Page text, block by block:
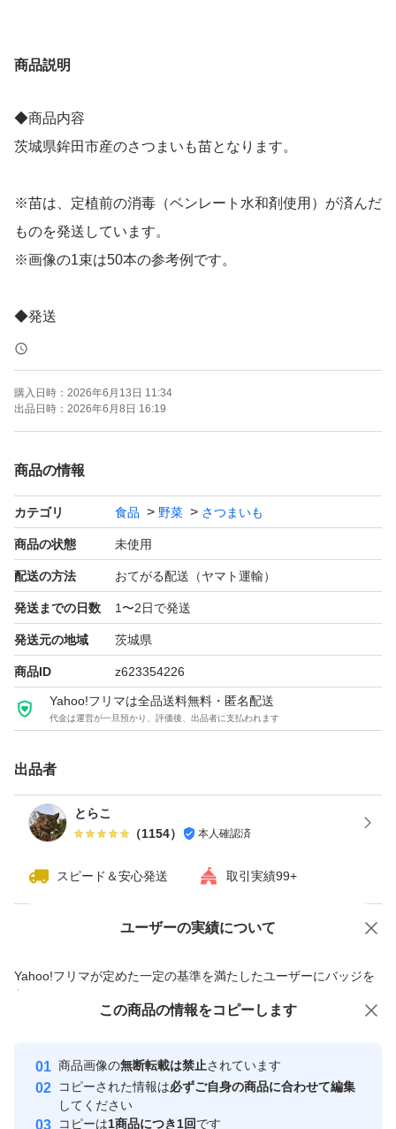
商品説明
◆商品内容
茨城県鉾田市産のさつまいも苗となります。
※苗は、定植前の消毒（ベンレート水和剤使用）が済んだ
ものを発送しています。
※画像の1束は50本の参考例です。
◆発送
6月10日〜発送予定です。
発送希望日がある場合は購入前に質問欄からご相談くださ
い。
合、苗が傷んでしまいますので購入をお控えくださいま
せ。
◆その他
不明点あれば質問欄からお気軽にお問い合わせください。
指定本数や他の苗と同梱での専用出品も対応いたします。
購入日時： 2026年6月13日 11:34
出品日時： 2026年6月8日 16:19
商品の情報
カテゴリ 食品 野菜 さつまいも
商品の状態 未使用
配送の方法 おてがる配送（ヤマト運輸）
発送までの日数 1〜2日で発送
発送元の地域 茨城県
商品ID z623354226
Yahoo!フリマは全品送料無料・匿名配送
代金は運営が一旦預かり、評価後、出品者に支払われます
出品者
とらこ
（1154） 本人確認済
スピード＆安心発送 取引実績99+
ユーザーの実績について
Yahoo!フリマが定めた一定の基準を満たしたユーザーにバッジを
付与しています
安心取引出品者
心・安全なユーザーです
取引実績
価格の相談 商品への質問
この商品の情報をコピーします
商品画像の無断転載は禁止されています
コピーされた情報は必ずご自身の商品に合わせて編集
してください
コピーは1商品につき1回です
この商品をみている人にオススメ